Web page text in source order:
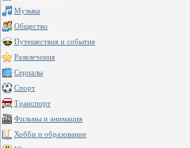
Музыка
Общество
Путешествия и события
Развлечения
Сериалы
Спорт
Транспорт
Фильмы и анимация
Хобби и образование